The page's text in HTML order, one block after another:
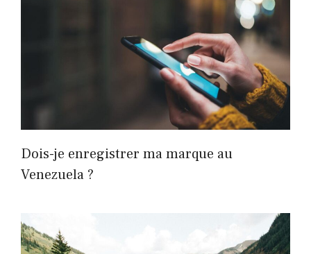
Dois-je enregistrer ma marque au
Venezuela ?